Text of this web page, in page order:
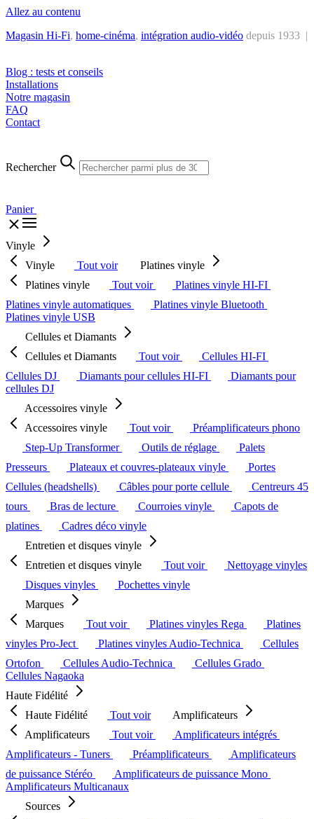
Allez au contenu
Magasin Hi-Fi, home-cinéma, intégration audio-vidéo depuis 1933 |
Blog : tests et conseils
Installations
Notre magasin
FAQ
Contact
Rechercher
Panier
Vinyle
Vinyle
Tout voir
Platines vinyle
Platines vinyle
Tout voir
Platines vinyle HI-FI
Platines vinyle automatiques
Platines vinyle Bluetooth
Platines vinyle USB
Cellules et Diamants
Cellules et Diamants
Tout voir
Cellules HI-FI
Cellules DJ
Diamants pour cellules HI-FI
Diamants pour
cellules DJ
Accessoires vinyle
Accessoires vinyle
Tout voir
Préamplificateurs phono
Step-Up Transformer
Outils de réglage
Palets
Presseurs
Plateaux et couvres-plateaux vinyle
Portes
Cellules (headshells)
Câbles pour porte cellule
Centreurs 45
tours
Bras de lecture Courroies vinyle
Capots de
platines
Cadres déco vinyle
Entretien et disques vinyle
Entretien et disques vinyle
Tout voir
Nettoyage vinyles
Disques vinyles
Pochettes vinyle
Marques
Marques
Tout voir Platines vinyles Rega
Platines
vinyles Pro-Ject
Platines vinyles Audio-Technica
Cellules
Ortofon
Cellules Audio-Technica
Cellules Grado
Cellules Nagaoka
Haute Fidélité
Haute Fidélité
Tout voir
Amplificateurs
Amplificateurs
Tout voir
Amplificateurs intégrés
Amplificateurs - Tuners
Préamplificateurs
Amplificateurs
de puissance Stéréo
Amplificateurs de puissance Mono
Amplificateurs Multicanaux
Sources